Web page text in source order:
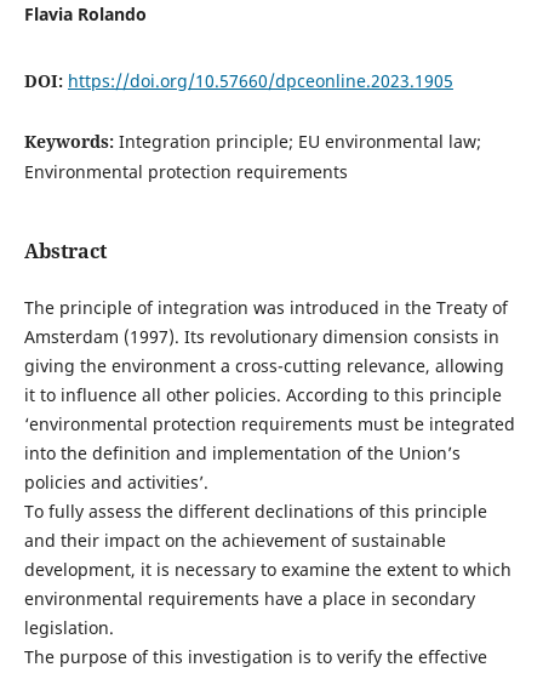
Flavia Rolando
DOI: https://doi.org/10.57660/dpceonline.2023.1905
Keywords: Integration principle; EU environmental law;
Environmental protection requirements
Abstract
The principle of integration was introduced in the Treaty of
Amsterdam (1997). Its revolutionary dimension consists in
giving the environment a cross-cutting relevance, allowing
it to influence all other policies. According to this principle
‘environmental protection requirements must be integrated
into the definition and implementation of the Union’s
policies and activities’.
To fully assess the different declinations of this principle
and their impact on the achievement of sustainable
development, it is necessary to examine the extent to which
environmental requirements have a place in secondary
legislation.
The purpose of this investigation is to verify the effective